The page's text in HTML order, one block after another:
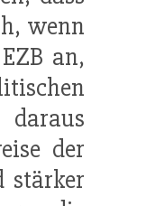
wenn
an,
der
stärker